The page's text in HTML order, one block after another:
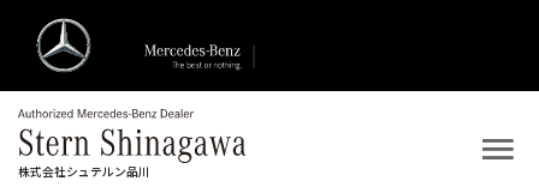
株式会社シュテルン品川